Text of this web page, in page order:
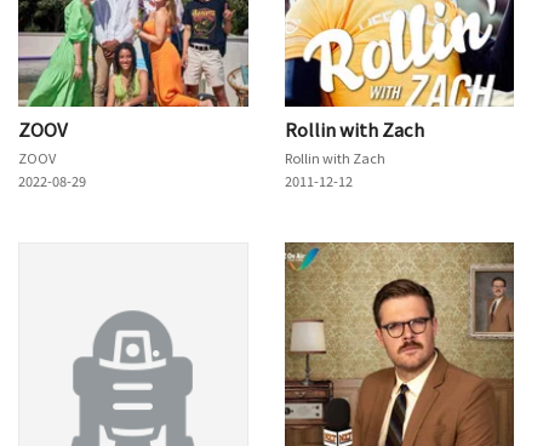
ZOOV
ZOOV
2022-08-29
Rollin with Zach
Rollin with Zach
2011-12-12